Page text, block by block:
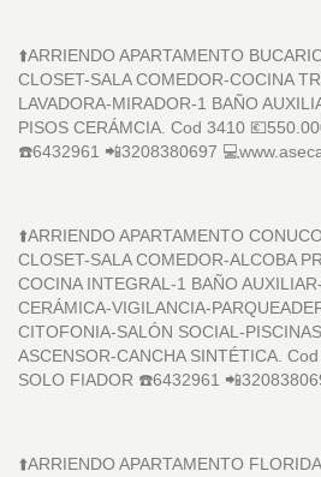
⬆️ARRIENDO APARTAMENTO
CLOSET-SALA COMEDOR-COCINA
LAVADORA-MIRADOR-1 BAÑO
PISOS CERÁMCIA. Cod 3410
☎️6432961 📲3208380697
⬆️ARRIENDO APARTAMENTO
CLOSET-SALA COMEDOR-ALCOBA
COCINA INTEGRAL-1 BAÑO
CERÁMICA-VIGILANCIA-
CITOFONIA-SALÓN SOCIAL-
ASCENSOR-CANCHA SINTÉTICA.
SOLO FIADOR ☎️6432961
⬆️ARRIENDO APARTAMENTO